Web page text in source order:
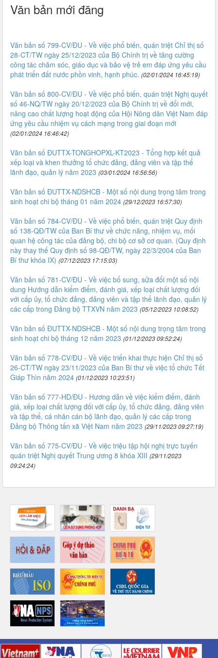
Văn bản mới đăng
Văn bản số 799-CV/ĐU - Về việc phổ biến, quán triệt Chỉ thị số
28-CT/TW ngày 25/12/2023 của Bộ Chính trị về tăng cường
công tác chăm sóc, giáo dục và bảo vệ trẻ em đáp ứng yêu cầu
phát triển đất nước phồn vinh, hạnh phúc. (02/01/2024 16:45:19)
Văn bản số 800-CV/ĐU - Về việc phổ biến, quán triệt Nghị quyết
số 46-NQ/TW ngày 20/12/2023 của Bộ Chính trị về đổi mới,
nâng cao chất lượng hoạt động của Hội Nông dân Việt Nam đáp
ứng yêu cầu nhiệm vụ cách mạng trong giai đoạn mới
(02/01/2024 16:46:42)
Văn bản số ĐUTTX-TONGHOPXL-KT2023 - Tổng hợp kết quả
xếp loại và khen thưởng tổ chức đảng, đảng viên và tập thể
lãnh đạo, quản lý năm 2023 (03/01/2024 16:56:56)
Văn bản số ĐUTTX-NDSHCB - Một số nội dung trọng tâm trong
sinh hoạt chi bộ tháng 01 năm 2024 (29/12/2023 16:57:30)
Văn bản số 784-CV/ĐU - Về việc phổ biến, quán triệt Quy định
số 138-QĐ/TW của Ban Bí thư về chức năng, nhiệm vụ, mối
quan hệ công tác của đảng bộ, chi bộ cơ sở cơ quan. (Quy định
này thay thế Quy định số 98-QĐ/TW, ngày 22/3/2004 của Ban
Bí thư khóa IX) (07/12/2023 17:15:03)
Văn bản số 781-CV/ĐU - Về việc bổ sung, sửa đổi một số nội
dung Hướng dẫn kiểm điểm, đánh giá, xếp loại chất lượng đối
với cấp ủy, tổ chức đảng, đảng viên và tập thể lãnh đạo, quản lý
các cấp trong Đảng bộ TTXVN năm 2023 (05/12/2023 10:08:52)
Văn bản số ĐUTTX-NDSHCB - Một số nội dung trọng tâm trong
sinh hoạt chi bộ tháng 12 năm 2023 (01/12/2023 09:52:24)
Văn bản số 778-CV/ĐU - Về việc triển khai thực hiện Chỉ thị số
26-CT/TW ngày 23/11/2023 của Ban Bí thư về việc tổ chức Tết
Giáp Thìn năm 2024 (01/12/2023 10:23:51)
Văn bản số 777-HD/ĐU - Hương dẫn về việc kiểm điểm, đánh
giá, xếp loại chất lượng đối với cấp ủy, tổ chức đảng, đảng viên
và tập thể, cá nhân cán bộ lãnh đạo, quản lý các cấp trong
Đảng bộ Thông tấn xã Việt Nam năm 2023 (29/11/2023 09:27:19)
Văn bản số 775-CV/ĐU - Về việc triệu tập hội nghị trực tuyến
quán triệt Nghị quyết Trung ương 8 khóa XIII (29/11/2023
09:24:24)